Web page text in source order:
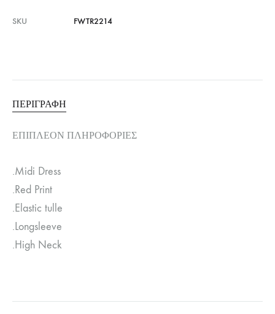
SKU FWTR2214
ΠΕΡΙΓΡΑΦΉ
ΕΠΙΠΛΈΟΝ ΠΛΗΡΟΦΟΡΊΕΣ
.Midi Dress
.Red Print
.Elastic tulle
.Longsleeve
.High Neck